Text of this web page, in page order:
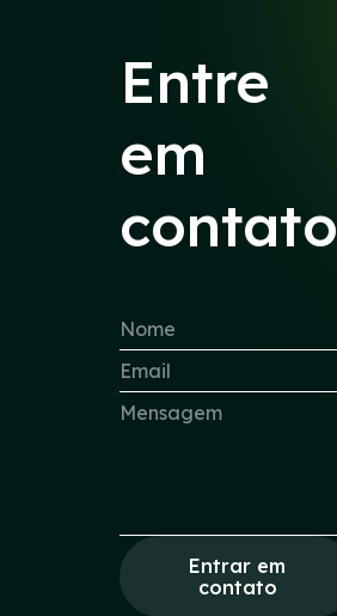
Entre
em
contato
Entrar em
contato